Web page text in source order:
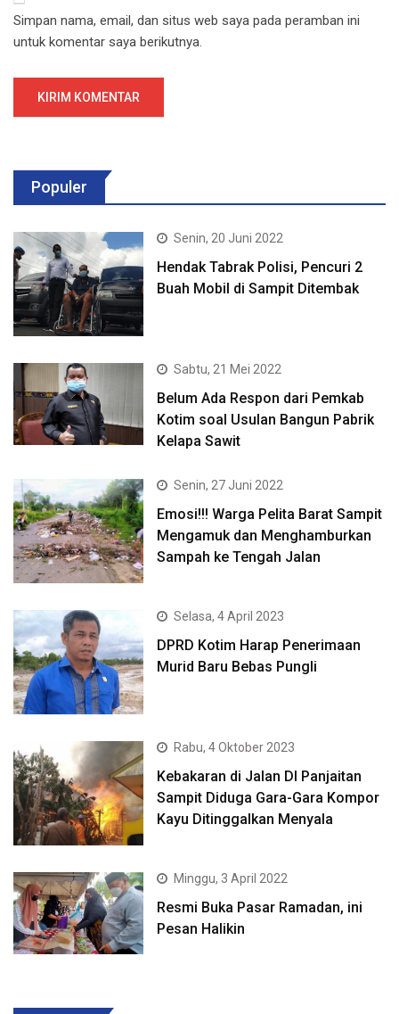
Simpan nama, email, dan situs web saya pada peramban ini
untuk komentar saya berikutnya.
Populer
Senin, 20 Juni 2022
Hendak Tabrak Polisi, Pencuri 2
Buah Mobil di Sampit Ditembak
Sabtu, 21 Mei 2022
Belum Ada Respon dari Pemkab
Kotim soal Usulan Bangun Pabrik
Kelapa Sawit
Senin, 27 Juni 2022
Emosi!!! Warga Pelita Barat Sampit
Mengamuk dan Menghamburkan
Sampah ke Tengah Jalan
Selasa, 4 April 2023
DPRD Kotim Harap Penerimaan
Murid Baru Bebas Pungli
Rabu, 4 Oktober 2023
Kebakaran di Jalan DI Panjaitan
Sampit Diduga Gara-Gara Kompor
Kayu Ditinggalkan Menyala
Minggu, 3 April 2022
Resmi Buka Pasar Ramadan, ini
Pesan Halikin